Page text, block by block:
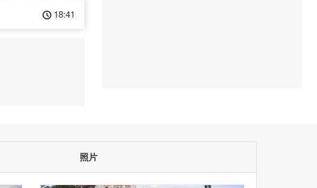
18:41
照片